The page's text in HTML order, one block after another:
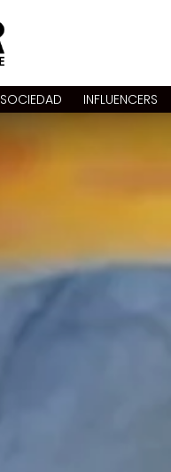
SOCIEDAD INFLUENCERS